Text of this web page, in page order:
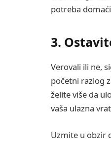
potreba
3.
Verovali ili ne,
početni razlog
želite više da
vaša ulazna
Uzmite u obzir